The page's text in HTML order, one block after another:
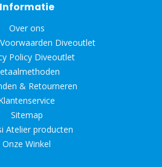
Informatie
Over ons
Diveoutlet
Policy Diveoutlet
& Retourneren
Sitemap
Atelier producten
Onze Winkel